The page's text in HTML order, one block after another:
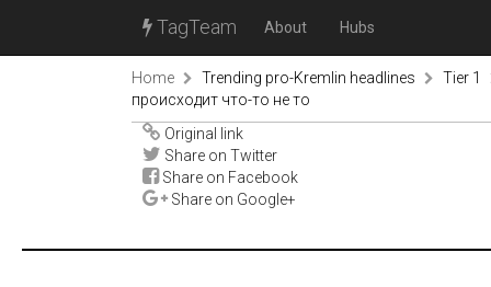
TagTeam About Hubs
Home Trending pro-Kremlin headlines
Tier 1
происходит что-то не то
Original link
Share on Twitter
Share on Facebook
Share on Google+